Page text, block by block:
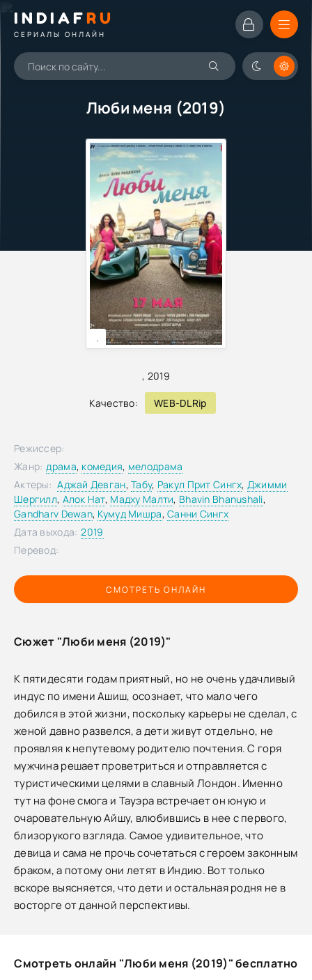
INDIAFRU
СЕРИАЛЫ ОНЛАЙН
Люби меня (2019)
, 2019
Качество: WEB-DLRip
,
СМОТРЕТЬ ОНЛАЙН
Режиссер:
Жанр: драма, комедия, мелодрама
Актеры: Аджай Девган,Табу, Ракул Прит Сингх, Джимми
Шергилл, Алок Нат, Мадху Малти, Bhavin Bhanushali,
Gandharv Dewan, Кумуд Мишра,Санни Сингх
Дата выхода: 2019
Перевод:
Сюжет "Люби меня (2019)"
К пятидесяти годам приятный, но не очень удачливый
индус по имени Ашиш, осознает, что мало чего
добился в этой жизни, поскольку карьеры не сделал, с
женой давно развелся, а дети живут отдельно, не
проявляя к непутевому родителю почтения. С горя
мужчина решает проветриться и отправляется с
туристическими целями в славный Лондон. Именно
тут на фоне смога и Тауэра встречает он юную и
очаровательную Айшу, влюбившись в нее с первого,
близорукого взгляда. Самое удивительное, что
девица и сама не прочь сочетаться с героем законным
браком, а потому они летят в Индию. Вот только
вскоре выясняется, что дети и остальная родня не в
восторге от данной перспективы.
Смотреть онлайн "Люби меня (2019)" бесплатно